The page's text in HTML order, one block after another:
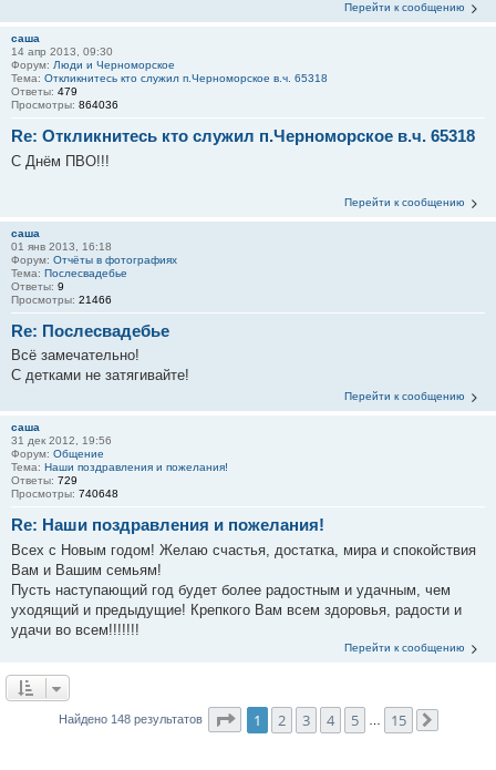
Перейти к сообщению
саша
14 апр 2013, 09:30
Форум: Люди и Черноморское
Тема: Откликнитесь кто служил п.Черноморское в.ч. 65318
Ответы: 479
Просмотры: 864036
Re: Откликнитесь кто служил п.Черноморское в.ч. 65318
С Днём ПВО!!!
Перейти к сообщению
саша
01 янв 2013, 16:18
Форум: Отчёты в фотографиях
Тема: Послесвадебье
Ответы: 9
Просмотры: 21466
Re: Послесвадебье
Всё замечательно!
С детками не затягивайте!
Перейти к сообщению
саша
31 дек 2012, 19:56
Форум: Общение
Тема: Наши поздравления и пожелания!
Ответы: 729
Просмотры: 740648
Re: Наши поздравления и пожелания!
Всех с Новым годом! Желаю счастья, достатка, мира и спокойствия
Вам и Вашим семьям!
Пусть наступающий год будет более радостным и удачным, чем
уходящий и предыдущие! Крепкого Вам всем здоровья, радости и
удачи во всем!!!!!!!
Перейти к сообщению
Найдено 148 результатов Страница1 из
1 2 3 4 5 15